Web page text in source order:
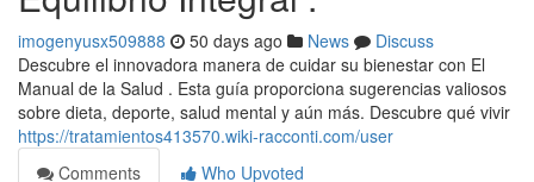
imogenyusx509888 50 days ago News
Discuss
Descubre el innovadora manera de cuidar su bienestar con El
Manual de la Salud . Esta guía proporciona sugerencias valiosos
sobre dieta, deporte, salud mental y aún más. Descubre qué vivir
https://tratamientos413570.wiki-racconti.com/user
Comments
Who Upvoted